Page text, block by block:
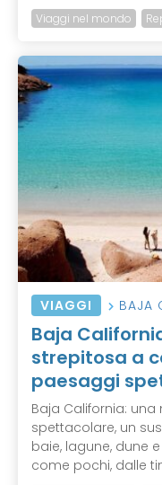
Viaggi nel mondo
VIAGGI BAJA
Baja
strepitosa a
paesaggi
Baja California:
spettacolare, un
baie, lagune, dune
come pochi, dalle